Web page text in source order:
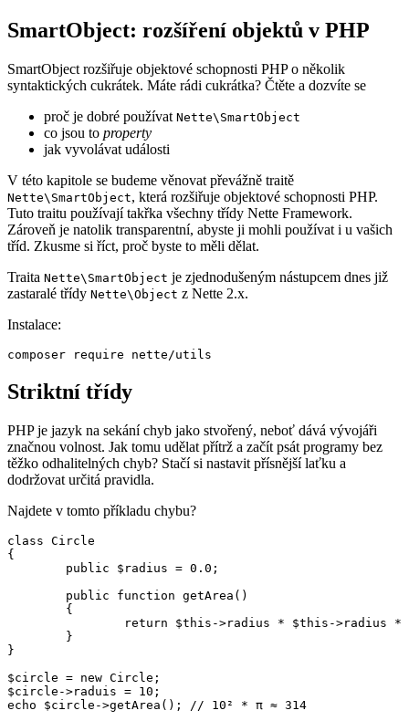
SmartObject: rozšíření objektů v PHP
SmartObject rozšiřuje objektové schopnosti PHP o několik
syntaktických cukrátek. Máte rádi cukrátka? Čtěte a dozvíte se
proč je dobré používat Nette\SmartObject
co jsou to property
jak vyvolávat události
V této kapitole se budeme věnovat převážně traitě
Nette\SmartObject, která rozšiřuje objektové schopnosti PHP.
Tuto traitu používají takřka všechny třídy Nette Framework.
Zároveň je natolik transparentní, abyste ji mohli používat i u vašich
tříd. Zkusme si říct, proč byste to měli dělat.
Traita Nette\SmartObject je zjednodušeným nástupcem dnes již
zastaralé třídy Nette\Object z Nette 2.x.
Instalace:
Striktní třídy
PHP je jazyk na sekání chyb jako stvořený, neboť dává vývojáři
značnou volnost. Jak tomu udělat přítrž a začít psát programy bez
těžko odhalitelných chyb? Stačí si nastavit přísnější laťku a
dodržovat určitá pravidla.
Najdete v tomto příkladu chybu?
class Circle
{
}
$circle = new Circle;
$circle->raduis = 10;